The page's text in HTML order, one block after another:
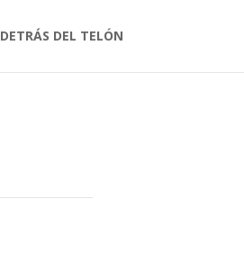
DETRÁS DEL TELÓN